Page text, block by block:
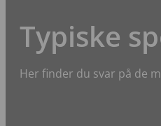
Typiske
Her finder du svar på de